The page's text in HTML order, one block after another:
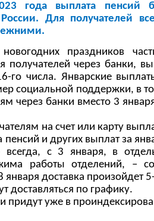
года выплата пенсий
Для получателей
праздников
получателей через банки,
го числа. Январские
социальной поддержки, в
через банки вместо 3
на счет или карту
пенсий и других выплат за
всегда, с 3 января, в
работы отделений, –
доставка произойдет
доставляться по графику.
уже в